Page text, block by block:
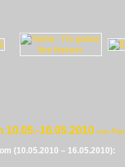
10.05.-16.05.2010 von
(10.05.2010 – 16.05.2010):